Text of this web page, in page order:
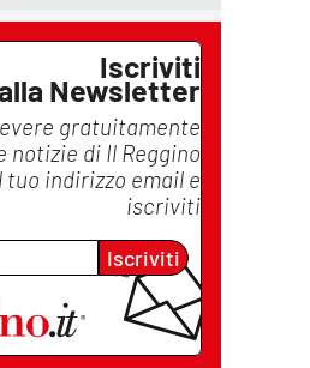
Iscriviti
Newsletter
gratuitamente
notizie di Il Reggino
tuo indirizzo email e
iscriviti
Iscriviti